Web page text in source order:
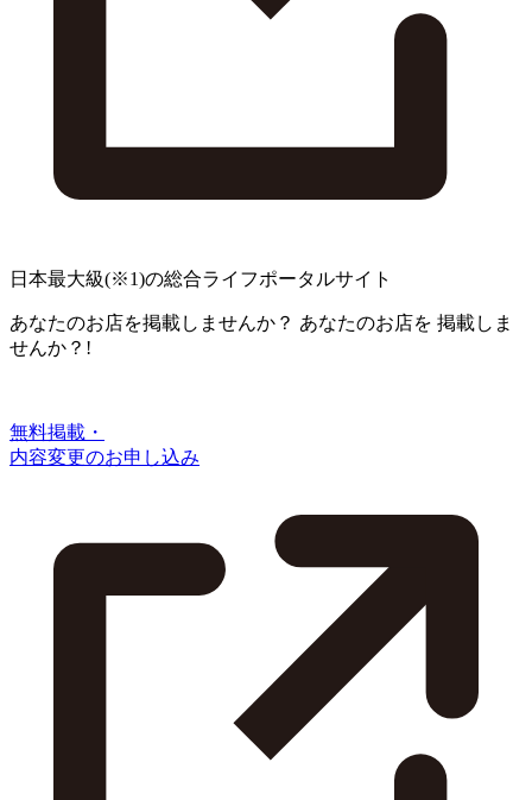
日本最大級(※1)の総合ライフポータルサイト
あなたのお店を掲載しませんか？ あなたのお店を 掲載しま
せんか？!
無料掲載・
内容変更のお申し込み